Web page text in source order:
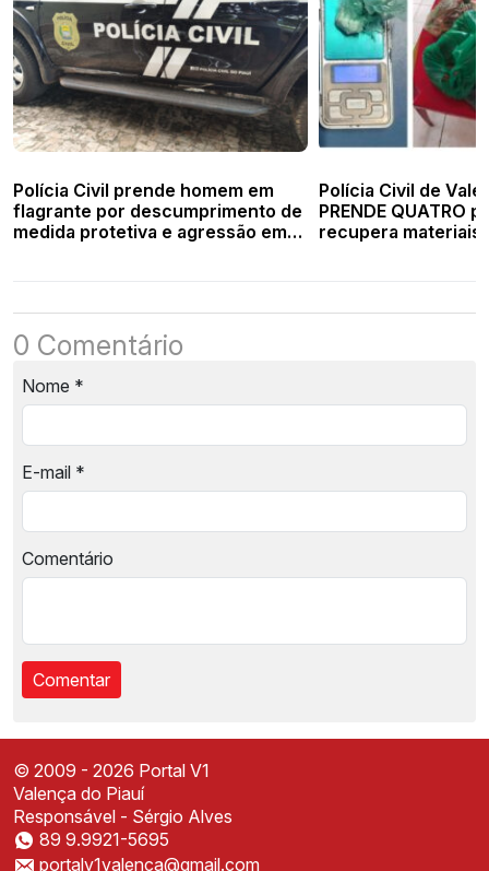
Polícia Civil prende homem em
flagrante por descumprimento de
medida protetiva e agressão em
Polícia Civil de
PRENDE QUATRO
recupera materiais
0 Comentário
Nome *
E-mail *
Comentário
Instale o Portal V1
© 2009 - 2026 Portal V1
Valença do Piauí
Responsável - Sérgio Alves
89 9.9921-5695
portalv1valenca@gmail.com